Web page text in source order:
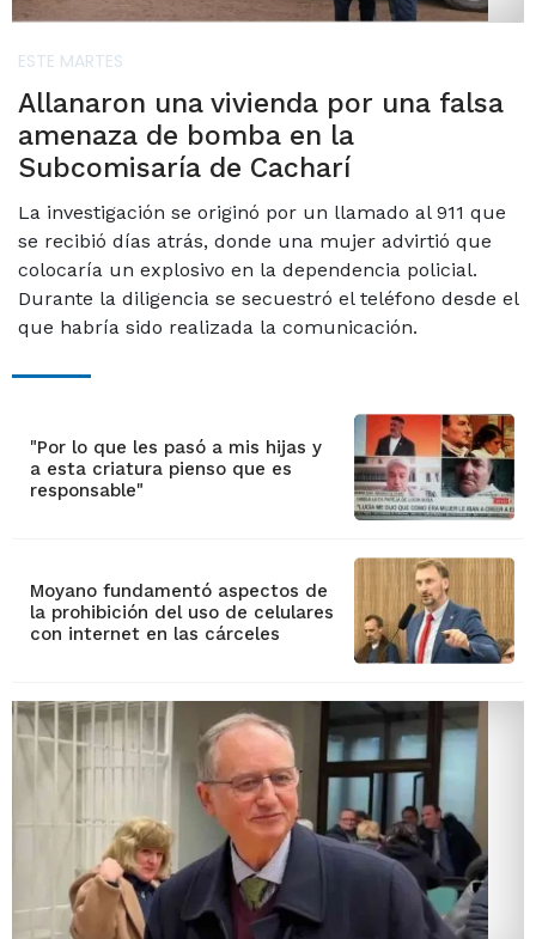
ESTE MARTES
Allanaron una vivienda por una falsa
amenaza de bomba en la
Subcomisaría de Cacharí
La investigación se originó por un llamado al 911 que
se recibió días atrás, donde una mujer advirtió que
colocaría un explosivo en la dependencia policial.
Durante la diligencia se secuestró el teléfono desde el
que habría sido realizada la comunicación.
"Por lo que les pasó a mis hijas y
a esta criatura pienso que es
responsable"
Moyano fundamentó aspectos de
la prohibición del uso de celulares
con internet en las cárceles